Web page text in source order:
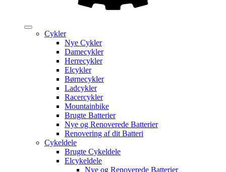
Cykler
Nye Cykler
Damecykler
Herrecykler
Elcykler
Børnecykler
Ladcykler
Racercykler
Mountainbike
Brugte Batterier
Nye og Renoverede Batterier
Renovering af dit Batteri
Cykeldele
Brugte Cykeldele
Elcykeldele
Nye og Renoverede Batterier